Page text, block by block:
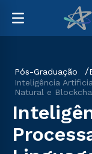
Pós-Graduação
Inteligência
Natural e